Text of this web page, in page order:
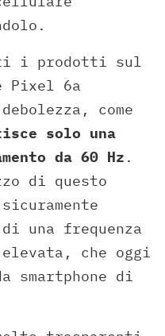
i prodotti sul
Pixel 6a
come
solo una
da 60 Hz .
di questo
una frequenza
che oggi
smartphone di